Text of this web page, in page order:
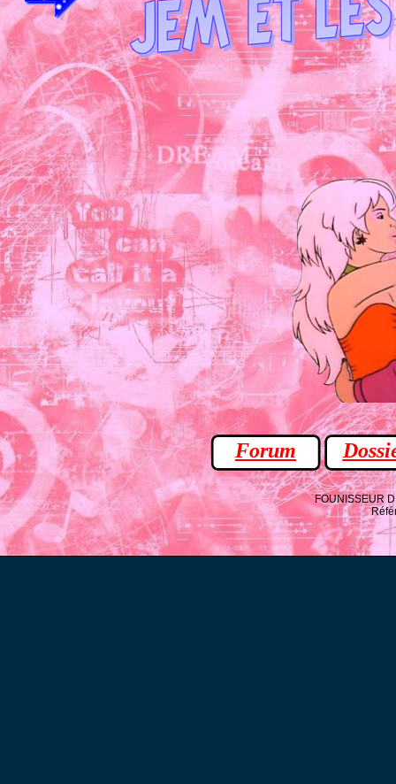
Forum
FOUNISSEUR